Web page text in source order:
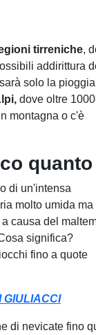
tirreniche,
addirittura
solo la
dove oltre
montagna o c'è
quanto
di un'intensa
molto umida ma
causa del
significa?
fino a quote
GIULIACCI
di nevicate fino